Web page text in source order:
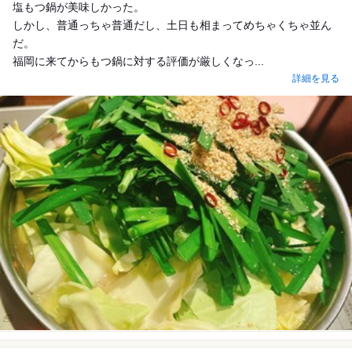
塩もつ鍋が美味しかった。
しかし、普通っちゃ普通だし、土日も相まってめちゃくちゃ並ん
だ。
福岡に来てからもつ鍋に対する評価が厳しくなっ...
詳細を見る